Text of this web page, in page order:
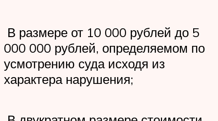
️ В размере от 10 000 рублей до 5
000 000 рублей, определяемом по
усмотрению суда исходя из
характера нарушения;